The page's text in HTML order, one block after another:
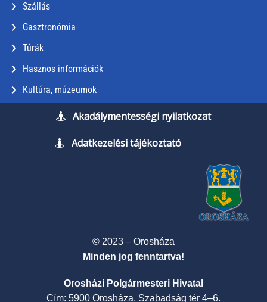
Szállás
Gasztronómia
Túrák
Hasznos információk
Kultúra, múzeumok
Akadálymentességi nyilatkozat
Adatkezelési tájékoztató
© 2023 – Orosháza
Minden jog fenntartva!
Orosházi Polgármesteri Hivatal
Cím: 5900 Orosháza, Szabadság tér 4–6.